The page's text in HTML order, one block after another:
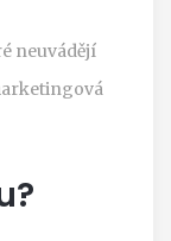
neuvádějí